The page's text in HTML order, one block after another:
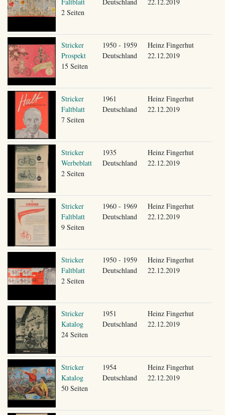
2 Seiten
Stricker
Prospekt
15 Seiten
1950 - 1959
Deutschland
Heinz Fingerhut
22.12.2019
Stricker
Faltblatt
7 Seiten
1961
Deutschland
Heinz Fingerhut
22.12.2019
Stricker
Werbeblatt
2 Seiten
1935
Deutschland
Heinz Fingerhut
22.12.2019
Stricker
Faltblatt
9 Seiten
1960 - 1969
Deutschland
Heinz Fingerhut
22.12.2019
Stricker
Faltblatt
2 Seiten
1950 - 1959
Deutschland
Heinz Fingerhut
22.12.2019
Stricker
Katalog
24 Seiten
1951
Deutschland
Heinz Fingerhut
22.12.2019
Stricker
Katalog
50 Seiten
1954
Deutschland
Heinz Fingerhut
22.12.2019